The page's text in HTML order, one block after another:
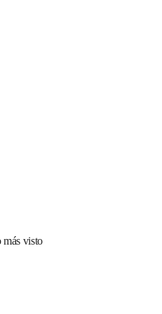
más visto